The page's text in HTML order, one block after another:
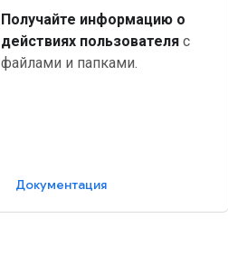
Получайте информацию о
действиях пользователя с
файлами и папками.
Документация